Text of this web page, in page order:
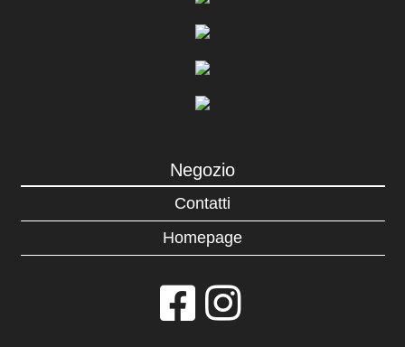
Negozio
Contatti
Homepage